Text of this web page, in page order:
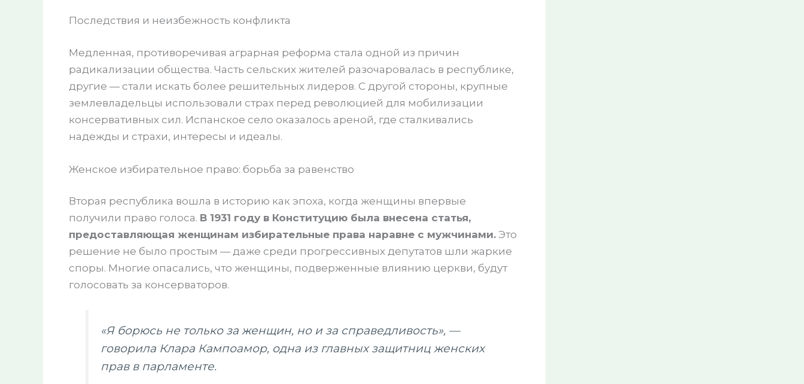
Последствия и неизбежность конфликта
Медленная, противоречивая аграрная реформа стала одной из причин
радикализации общества. Часть сельских жителей разочаровалась в республике,
другие — стали искать более решительных лидеров. С другой стороны, крупные
землевладельцы использовали страх перед революцией для мобилизации
консервативных сил. Испанское село оказалось ареной, где сталкивались
надежды и страхи, интересы и идеалы.
Женское избирательное право: борьба за равенство
Вторая республика вошла в историю как эпоха, когда женщины впервые
получили право голоса. В 1931 году в Конституцию была внесена статья,
предоставляющая женщинам избирательные права наравне с мужчинами.Это
решение не было простым — даже среди прогрессивных депутатов шли жаркие
споры. Многие опасались, что женщины, подверженные влиянию церкви, будут
голосовать за консерваторов.
«Я борюсь не только за женщин, но и за справедливость», —
говорила Клара Кампоамор, одна из главных защитниц женских
прав в парламенте.